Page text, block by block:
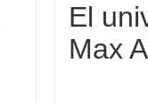
El
Max